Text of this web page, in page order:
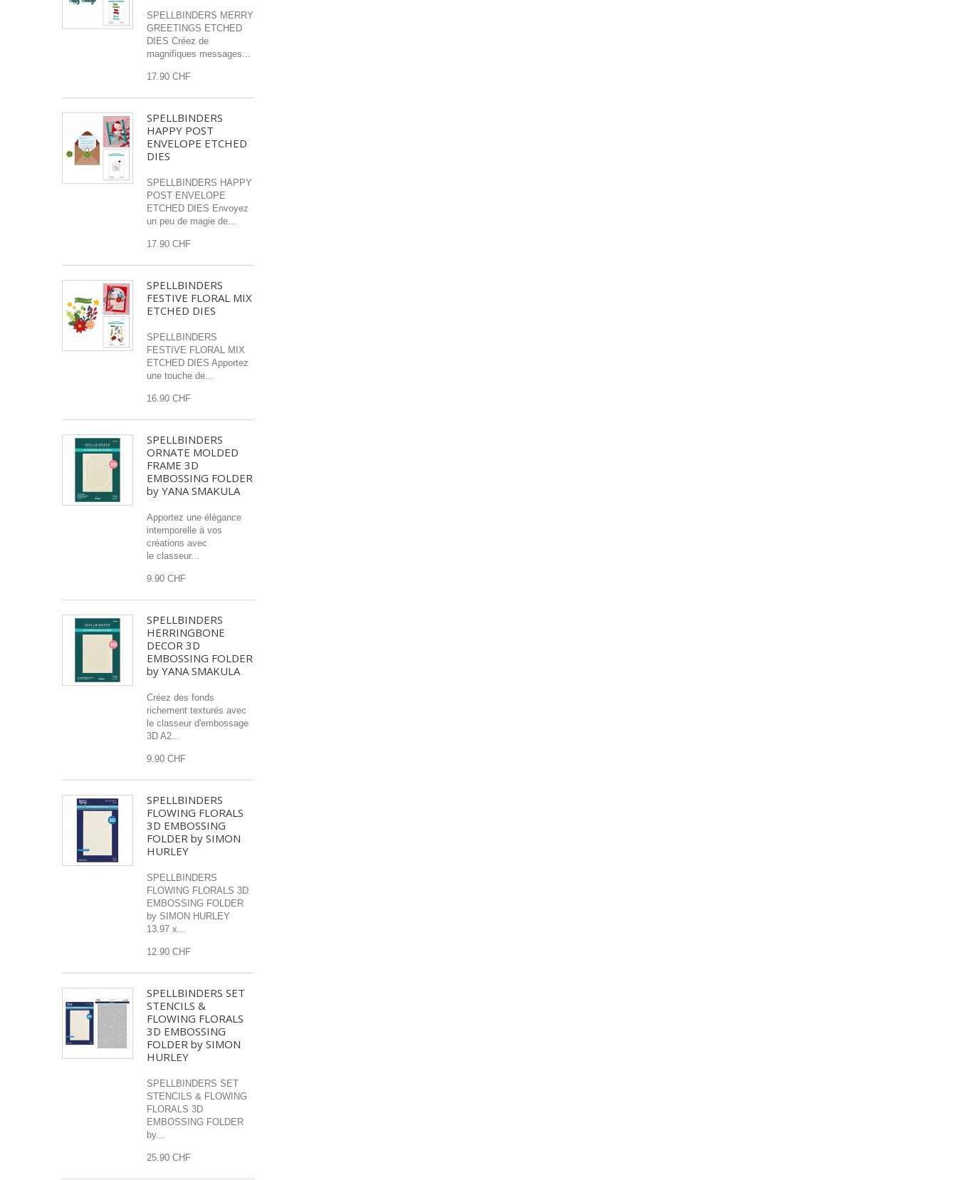
SPELLBINDERS MERRY
GREETINGS ETCHED
DIES Créez de
magnifiques messages...
17.90 CHF
SPELLBINDERS
HAPPY POST
ENVELOPE ETCHED
DIES
SPELLBINDERS HAPPY
POST ENVELOPE
ETCHED DIES Envoyez
un peu de magie de...
17.90 CHF
SPELLBINDERS
FESTIVE FLORAL MIX
ETCHED DIES
SPELLBINDERS
FESTIVE FLORAL MIX
ETCHED DIES Apportez
une touche de...
16.90 CHF
SPELLBINDERS
ORNATE MOLDED
FRAME 3D
EMBOSSING FOLDER
by YANA SMAKULA
Apportez une élégance
intemporelle à vos
créations avec
le classeur...
9.90 CHF
SPELLBINDERS
HERRINGBONE
DECOR 3D
EMBOSSING FOLDER
by YANA SMAKULA
Créez des fonds
richement texturés avec
le classeur d'embossage
3D A2...
9.90 CHF
SPELLBINDERS
FLOWING FLORALS
3D EMBOSSING
FOLDER by SIMON
HURLEY
SPELLBINDERS
FLOWING FLORALS 3D
EMBOSSING FOLDER
by SIMON HURLEY
13.97 x...
12.90 CHF
SPELLBINDERS SET
STENCILS &
FLOWING FLORALS
3D EMBOSSING
FOLDER by SIMON
HURLEY
SPELLBINDERS SET
STENCILS & FLOWING
FLORALS 3D
EMBOSSING FOLDER
by...
25.90 CHF